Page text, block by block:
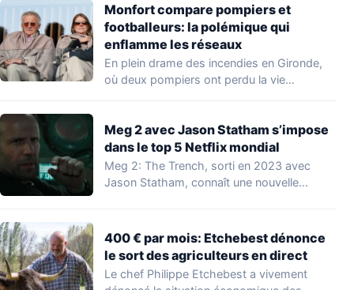
Monfort compare pompiers et
footballeurs: la polémique qui
enflamme les réseaux
En plein drame des incendies en Gironde,
où deux pompiers ont perdu la vie…
Meg 2 avec Jason Statham s’impose
dans le top 5 Netflix mondial
Meg 2: The Trench, sorti en 2023 avec
Jason Statham, connaît une nouvelle
400 € par mois: Etchebest dénonce
le sort des agriculteurs en direct
Le chef Philippe Etchebest a vivement